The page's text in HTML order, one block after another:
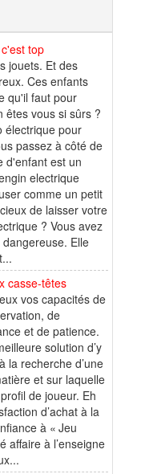
top
jouets. Et des
Ces enfants
qu'il faut pour
êtes vous si sûrs ?
électrique pour
passez à côté de
d'enfant est un
electrique
comme un petit
de laisser votre
? Vous avez
Elle
casse-têtes
vos capacités de
de
et de patience.
solution d’y
la recherche d’une
et sur laquelle
de joueur. Eh
d’achat à la
à « Jeu
affaire à l’enseigne